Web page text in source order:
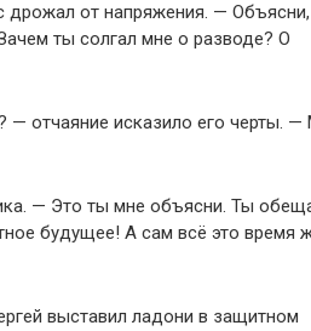
дрожал от напряжения. — Объясни,
ты солгал мне о разводе? О
— отчаяние исказило его черты.
— Это ты мне объясни. Ты
будущее! А сам всё это время
выставил ладони в защитном